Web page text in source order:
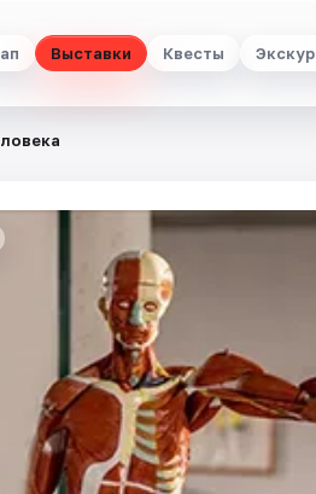
Выставки Квесты